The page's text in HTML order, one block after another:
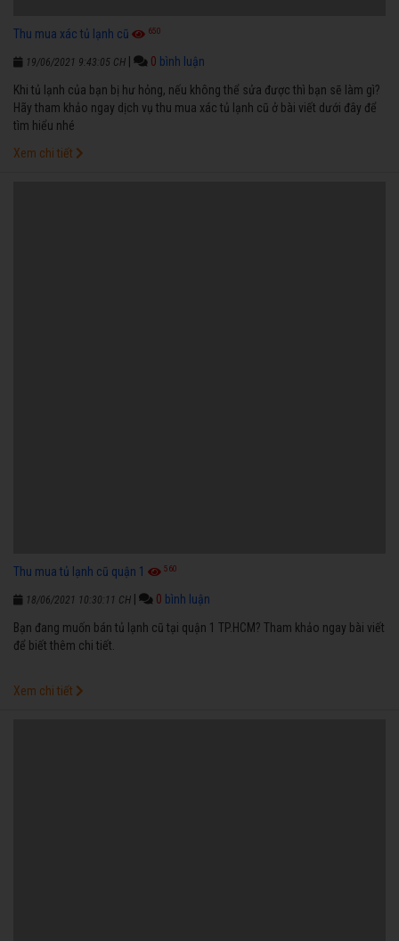
Thu mua xác tủ lạnh cũ 650
19/06/2021 9:43:05 CH 0 bình luận
Khi tủ lạnh của bạn bị hư hỏng, nếu không thể sửa được thì bạn sẽ làm gì?
Hãy tham khảo ngay dịch vụ thu mua xác tủ lạnh cũ ở bài viết dưới đây để
tìm hiểu nhé
Xem chi tiết
Thu mua tủ lạnh cũ quận 1 560
18/06/2021 10:30:11 CH 0 bình luận
Bạn đang muốn bán tủ lạnh cũ tại quận 1 TP.HCM? Tham khảo ngay bài viết
để biết thêm chi tiết.
Xem chi tiết